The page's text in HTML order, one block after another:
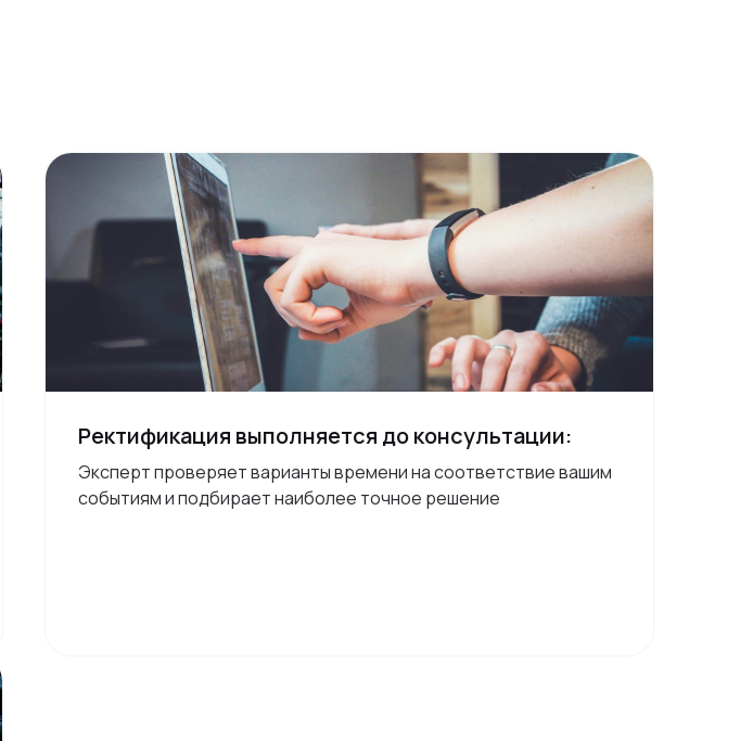
Ректификация выполняется до консультации:
Эксперт проверяет варианты времени на соответствие вашим
событиям и подбирает наиболее точное решение